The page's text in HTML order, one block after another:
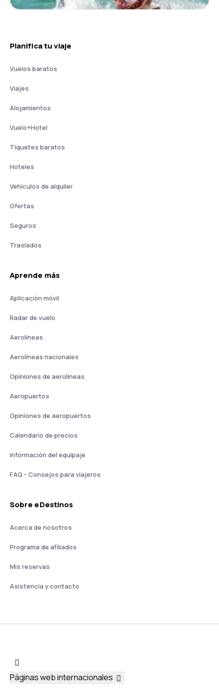
Planifica tu viaje
Vuelos baratos
Viajes
Alojamientos
Vuelo+Hotel
Tiquetes baratos
Hoteles
Vehículos de alquiler
Ofertas
Seguros
Traslados
Aprende más
Aplicación móvil
Radar de vuelo
Aerolíneas
Aerolíneas nacionales
Opiniones de aerolíneas
Aeropuertos
Opiniones de aeropuertos
Calendario de precios
Información del equipaje
FAQ - Consejos para viajeros
Sobre eDestinos
Acerca de nosotros
Programa de afiliados
Mis reservas
Asistencia y contacto
Páginas web internacionales